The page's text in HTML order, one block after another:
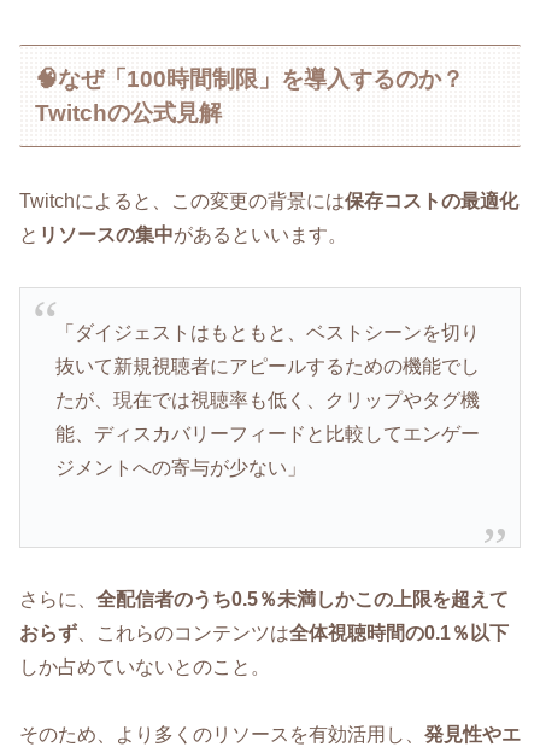
🧠なぜ「100時間制限」を導入するのか？
Twitchの公式見解
Twitchによると、この変更の背景には保存コストの最適化
と リソースの集中があるといいます。
「ダイジェストはもともと、ベストシーンを切り
抜いて新規視聴者にアピールするための機能でし
たが、現在では視聴率も低く、クリップやタグ機
能、ディスカバリーフィードと比較してエンゲー
ジメントへの寄与が少ない」
さらに、 全配信者のうち0.5％未満しかこの上限を超えて
おらず 、これらのコンテンツは全体視聴時間の0.1％以下
しか占めていないとのこと。
そのため、より多くのリソースを有効活用し、 発見性やエ